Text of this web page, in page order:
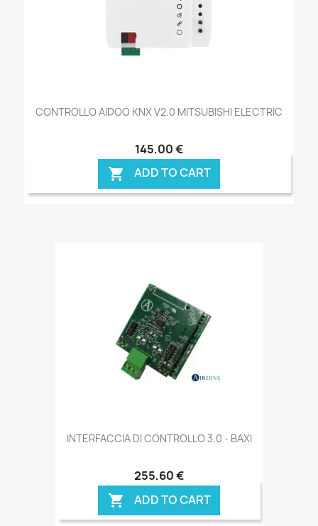
CONTROLLO AIDOO KNX V2.0 MITSUBISHI ELECTRIC
145,00 €
 ADD TO CART
INTERFACCIA DI CONTROLLO 3.0 - BAXI
255,60 €
 ADD TO CART